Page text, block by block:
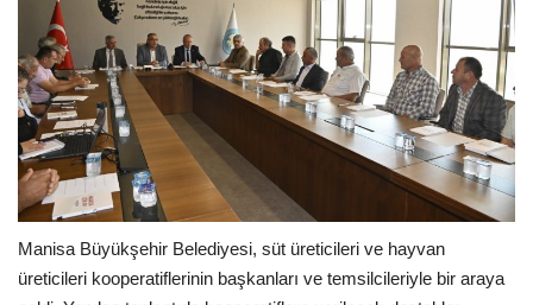
Manisa Büyükşehir Belediyesi, süt üreticileri ve hayvan
üreticileri kooperatiflerinin başkanları ve temsilcileriyle bir araya